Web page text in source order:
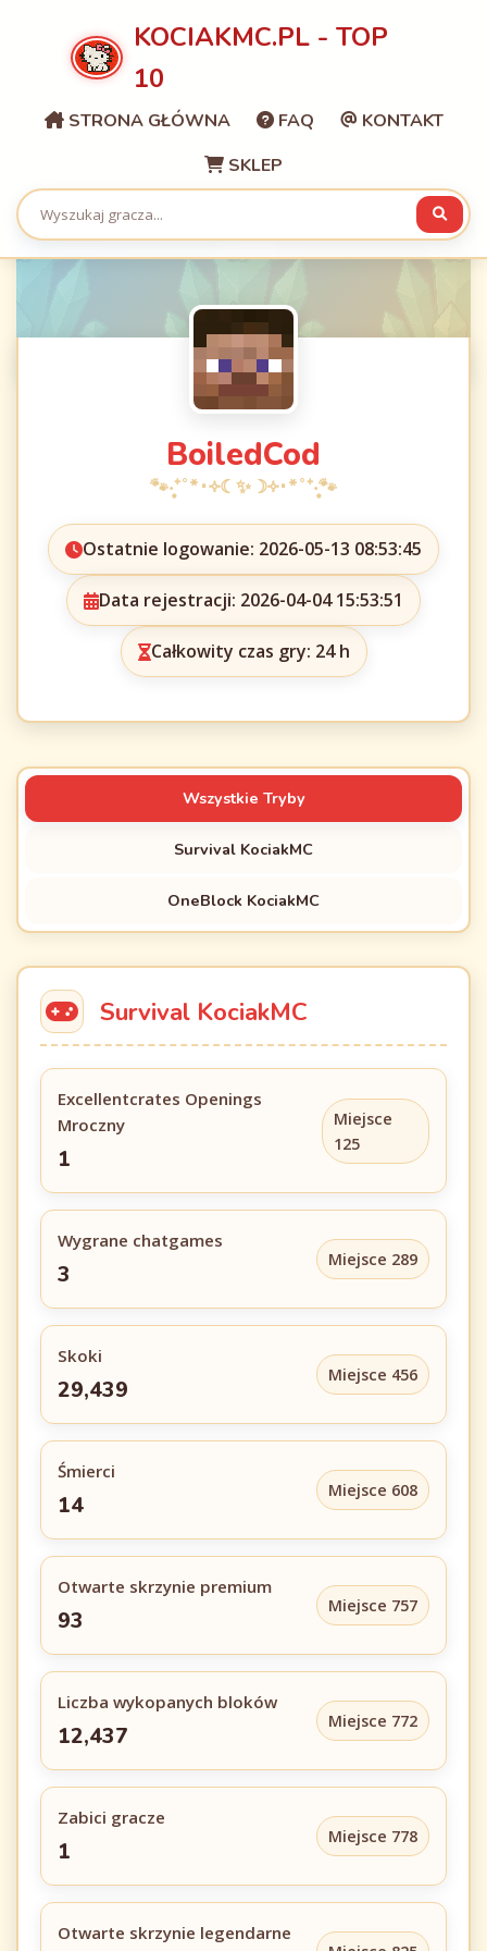
KOCIAKMC.PL - TOP
10
STRONA GŁÓWNA FAQ
KONTAKT
SKLEP
BoiledCod
Ostatnie logowanie: 2026-05-13 08:53:45
Data rejestracji: 2026-04-04 15:53:51
Całkowity czas gry: 24 h
Wszystkie Tryby
Survival KociakMC
OneBlock KociakMC
Survival KociakMC
Excellentcrates Openings
Mroczny
1
Miejsce
125
Wygrane chatgames
3
Miejsce 289
Skoki
29,439
Miejsce 456
Śmierci
14
Miejsce 608
Otwarte skrzynie premium
93
Miejsce 757
Liczba wykopanych bloków
12,437
Miejsce 772
Zabici gracze
1
Miejsce 778
Otwarte skrzynie legendarne